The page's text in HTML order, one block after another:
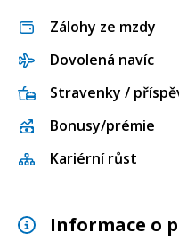
Zálohy ze mzdy
Dovolená navíc
Stravenky /
Bonusy/prémie
Kariérní růst
Informace o